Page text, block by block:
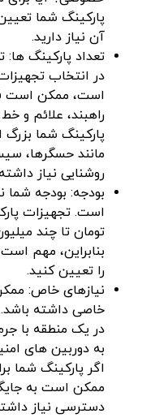
پارکینگ شما
آن نیاز دارید.
تعداد پارکینگ ها:
در انتخاب
است، ممکن است
راهبند، علائم و
پارکینگ شما
مانند حسگرها،
روشنایی نیاز
بودجه: بودجه شما
است. تجهیزات
تومان تا چند
بنابراین، مهم
را تعیین کنید.
نیازهای خاص:
خاصی داشته باشد.
در یک منطقه با
به دوربین های
اگر پارکینگ شما
ممکن است به
دسترسی نیاز